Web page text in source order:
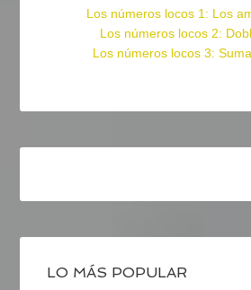
Los números locos 1: Los
Los números locos 2:
Los números locos 3:
LO MÁS POPULAR